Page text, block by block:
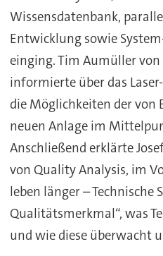
Wissensdatenbank,
Entwicklung sowie
einging. Tim Aumüller
informierte über das
die Möglichkeiten der von
neuen Anlage im
Anschließend erklärte
von Quality Analysis, im
leben länger – Technische
Qualitätsmerkmal“, was
und wie diese überwacht